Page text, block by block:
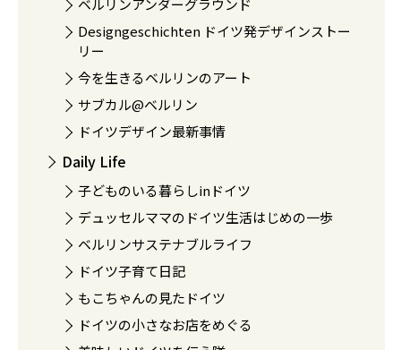
Designgeschichten ドイツ発デザインストー
リー
今を生きるベルリンのアート
サブカル@ベルリン
ドイツデザイン最新事情
Daily Life
子どものいる暮らしinドイツ
デュッセルママのドイツ生活はじめの一歩
ベルリンサステナブルライフ
ドイツ子育て日記
もこちゃんの見たドイツ
ドイツの小さなお店をめぐる